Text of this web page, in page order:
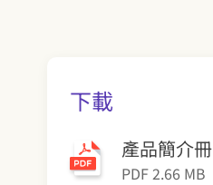
下載
產品簡介冊
PDF 2.66 MB